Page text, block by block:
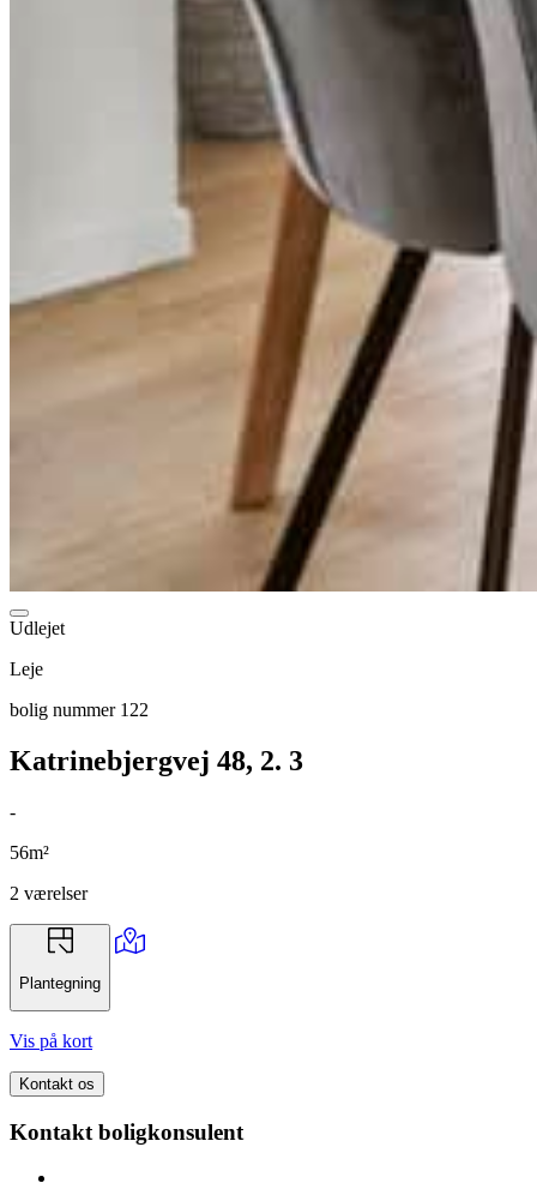
Udlejet
Leje
bolig nummer 122
Katrinebjergvej 48, 2. 3
-
56m²
2 værelser
Plantegning
Vis på kort
Kontakt os
Kontakt boligkonsulent